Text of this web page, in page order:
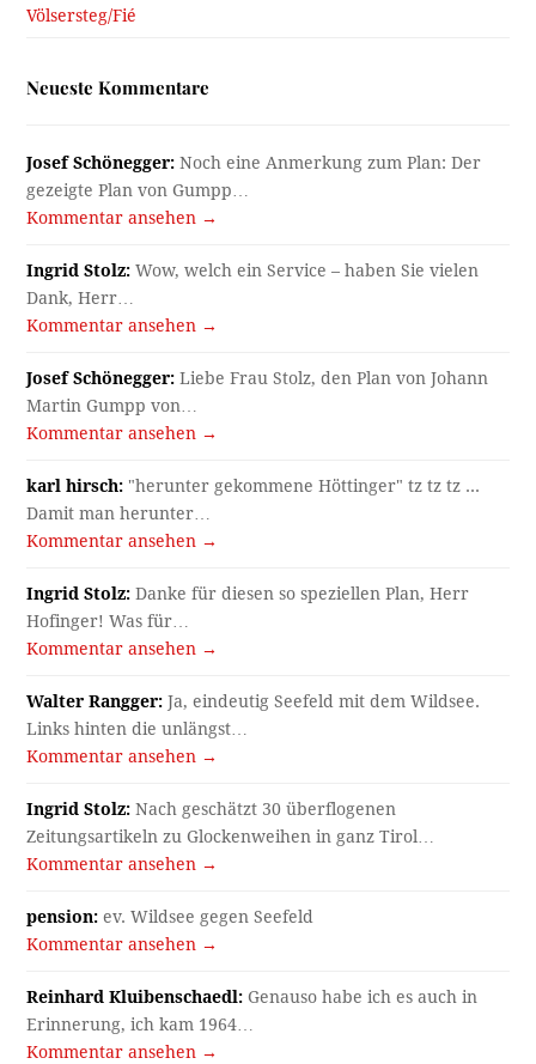
Völsersteg/Fié
Neueste Kommentare
Josef Schönegger: Noch eine Anmerkung zum Plan: Der
gezeigte Plan von Gumpp…
Kommentar ansehen →
Ingrid Stolz: Wow, welch ein Service – haben Sie vielen
Dank, Herr…
Kommentar ansehen →
Josef Schönegger: Liebe Frau Stolz, den Plan von Johann
Martin Gumpp von…
Kommentar ansehen →
karl hirsch: "herunter gekommene Höttinger" tz tz tz ...
Damit man herunter…
Kommentar ansehen →
Ingrid Stolz: Danke für diesen so speziellen Plan, Herr
Hofinger! Was für…
Kommentar ansehen →
Walter Rangger: Ja, eindeutig Seefeld mit dem Wildsee.
Links hinten die unlängst…
Kommentar ansehen →
Ingrid Stolz: Nach geschätzt 30 überflogenen
Zeitungsartikeln zu Glockenweihen in ganz Tirol…
Kommentar ansehen →
pension: ev. Wildsee gegen Seefeld
Kommentar ansehen →
Reinhard Kluibenschaedl: Genauso habe ich es auch in
Erinnerung, ich kam 1964…
Kommentar ansehen →